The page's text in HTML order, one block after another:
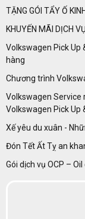
TẶNG GÓI TẨY Ố
KHUYẾN MÃI DỊCH
Volkswagen Pick Up
hàng
Chương trình
Volkswagen Service
Volkswagen Pick Up
Xế yêu du xuân -
Đón Tết Ất Tỵ an
Gói dịch vụ OCP –